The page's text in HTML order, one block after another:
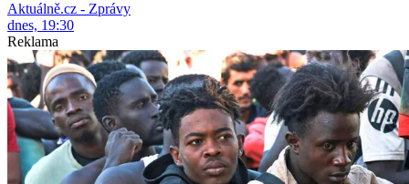
Aktuálně.cz - Zprávy
dnes, 19:30
Reklama